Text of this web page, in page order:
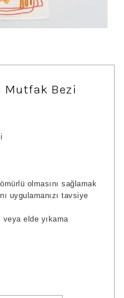
Mutfak Bezi
olmasını sağlamak
uygulamanızı tavsiye
elde yıkama